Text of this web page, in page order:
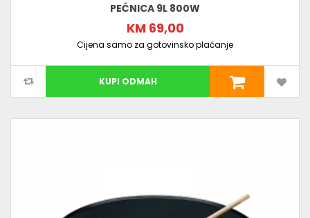
PEĆNICA 9L 800W
KM 69,00
Cijena samo za gotovinsko plaćanje
KUPI ODMAH